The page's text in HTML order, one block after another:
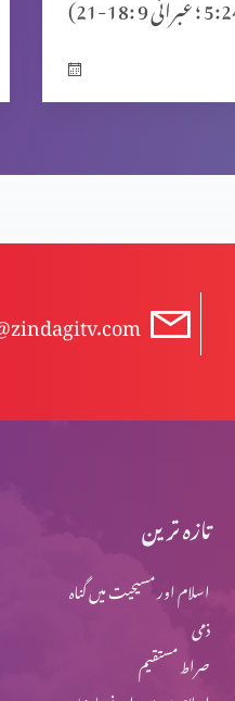
تازہ ترین
اسلام اور مسیحیت میں گناہ
ذمی
صراط مستقیم